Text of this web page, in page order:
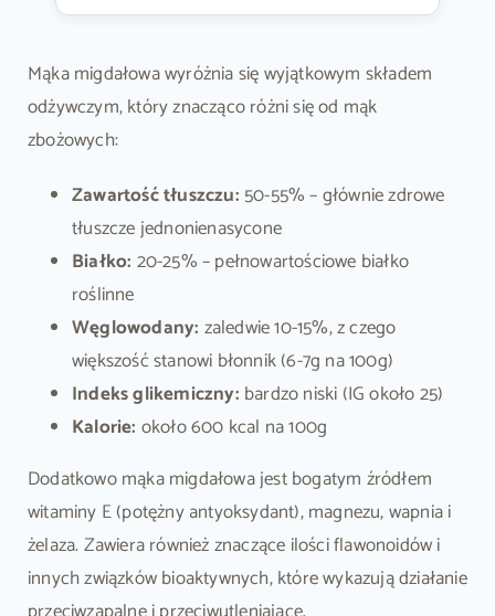
Mąka migdałowa wyróżnia się wyjątkowym składem
odżywczym, który znacząco różni się od mąk
zbożowych:
Zawartość tłuszczu:50-55% – głównie zdrowe
tłuszcze jednonienasycone
Białko: 20-25% – pełnowartościowe białko
roślinne
Węglowodany: zaledwie 10-15%, z czego
większość stanowi błonnik (6-7g na 100g)
Indeks glikemiczny: bardzo niski (IG około 25)
Kalorie: około 600 kcal na 100g
Dodatkowo mąka migdałowa jest bogatym źródłem
witaminy E (potężny antyoksydant), magnezu, wapnia i
żelaza. Zawiera również znaczące ilości flawonoidów i
innych związków bioaktywnych, które wykazują działanie